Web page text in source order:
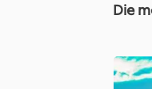
Die